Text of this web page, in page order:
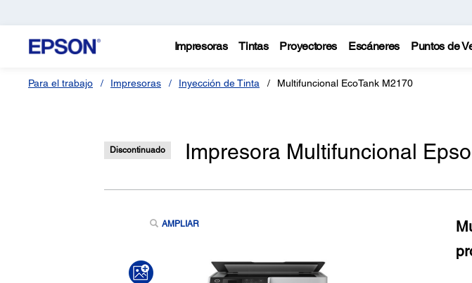
Impresoras Tintas Proyectores Escáneres Puntos de
Para el trabajo Impresoras Inyección de Tinta Multifuncional EcoTank M2170
Discontinuado Impresora Multifuncional
AMPLIAR